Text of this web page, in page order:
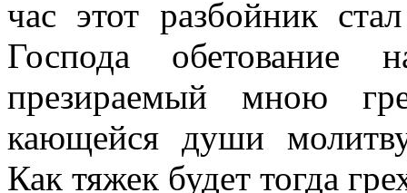
час этот разбойник
Господа обетование
презираемый мною
кающейся души молитву
Как тяжек будет тогда